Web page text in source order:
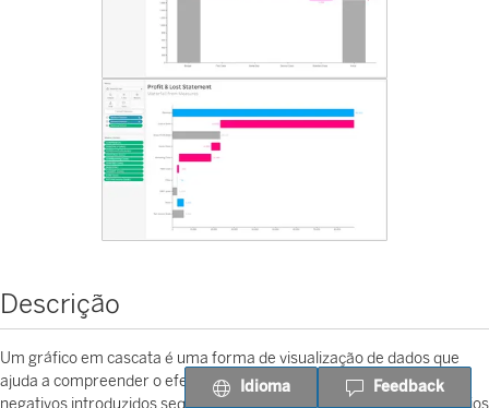
Descrição
Um gráfico em cascata é uma forma de visualização de dados que
ajuda a compreender o efeito cumulativo de valores positivos ou
negativos introduzidos sequencialmente. Esses valores intermediários
Idioma Feedback